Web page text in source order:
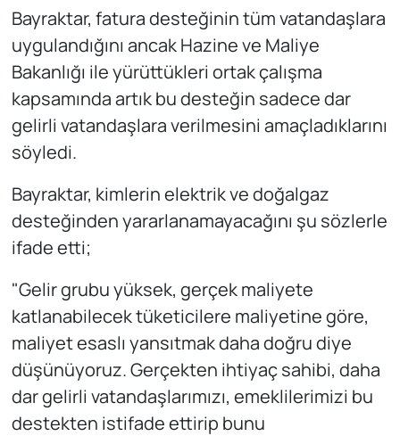
Bayraktar, fatura desteğinin tüm vatandaşlara
uygulandığını ancak Hazine ve Maliye
Bakanlığı ile yürüttükleri ortak çalışma
kapsamında artık bu desteğin sadece dar
gelirli vatandaşlara verilmesini amaçladıklarını
söyledi.
Bayraktar, kimlerin elektrik ve doğalgaz
desteğinden yararlanamayacağını şu sözlerle
ifade etti;
"Gelir grubu yüksek, gerçek maliyete
katlanabilecek tüketicilere maliyetine göre,
maliyet esaslı yansıtmak daha doğru diye
düşünüyoruz. Gerçekten ihtiyaç sahibi, daha
dar gelirli vatandaşlarımızı, emeklilerimizi bu
destekten istifade ettirip bunu